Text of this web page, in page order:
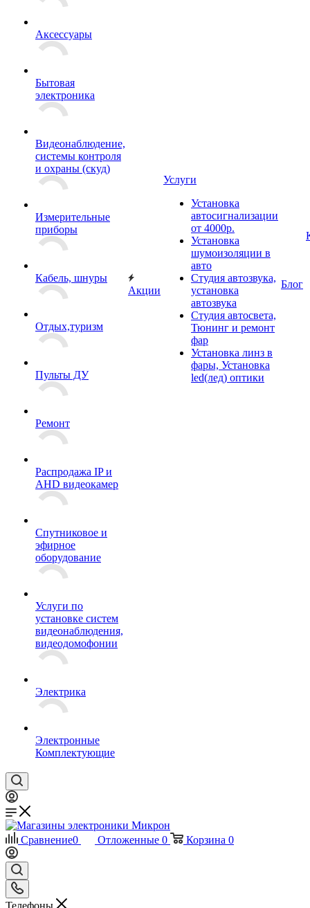
Аксессуары
Бытовая
электроника
Видеонаблюдение,
системы контроля
и охраны (скуд)
Измерительные
приборы
Кабель, шнуры
Отдых,туризм
Пульты ДУ
Ремонт
Распродажа IP и
AHD видеокамер
Спутниковое и
эфирное
оборудование
Услуги по
установке систем
видеонаблюдения,
видеодомофонии
Электрика
Электронные
Комплектующие
Акции
Услуги
Установка
автосигнализации
от 4000р.
Установка
шумоизоляции в
авто
Студия автозвука,
установка
автозвука
Студия автосвета,
Тюнинг и ремонт
фар
Установка линз в
фары, Установка
led(лед) оптики
Блог
Сравнение0 Отложенные 0 Корзина 0
Телефоны